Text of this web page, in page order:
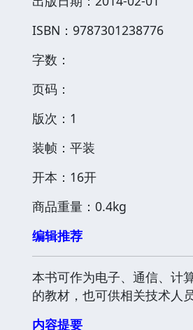
ISBN：9787301238776
字数：
页码：
版次：1
装帧：平装
开本：16开
商品重量：0.4kg
编辑推荐
本书可作为电子、通信、计
的教材，也可供相关技术人
内容提要